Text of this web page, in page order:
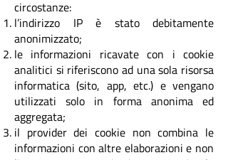
circostanze:
l’indirizzo IP è stato debitamente
anonimizzato;
le informazioni ricavate con i cookie
analitici si riferiscono ad una sola risorsa
informatica (sito, app, etc.) e vengano
utilizzati solo in forma anonima ed
aggregata;
il provider dei cookie non combina le
informazioni con altre elaborazioni e non